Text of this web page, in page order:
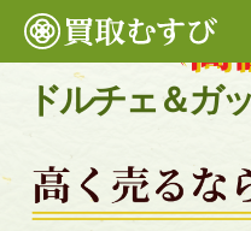
ドルチェ＆ガ